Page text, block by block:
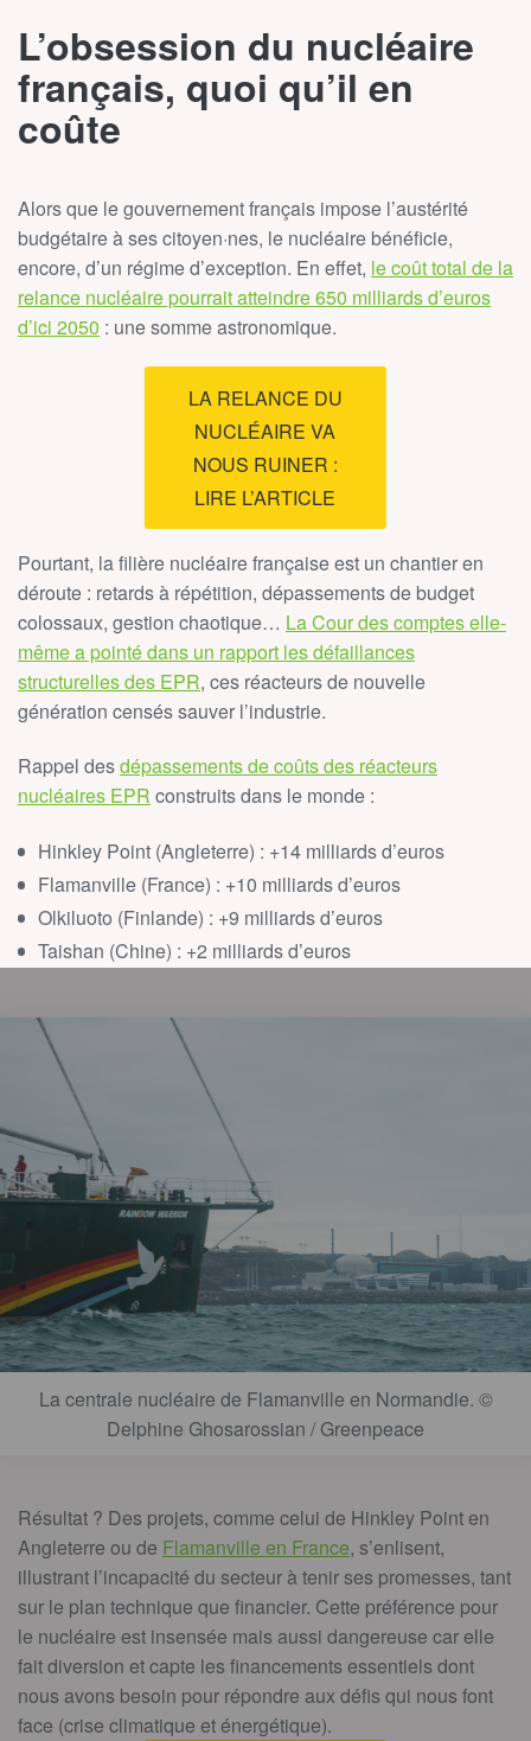
L’obsession du nucléaire
français, quoi qu’il en
coûte
Alors que le gouvernement français impose l’austérité
budgétaire à ses citoyen·nes, le nucléaire bénéficie,
encore, d’un régime d’exception. En effet, le coût total de la
relance nucléaire pourrait atteindre 650 milliards d’euros
d’ici 2050 : une somme astronomique.
LA RELANCE DU
NUCLÉAIRE VA
NOUS RUINER :
LIRE L’ARTICLE
Pourtant, la filière nucléaire française est un chantier en
déroute : retards à répétition, dépassements de budget
colossaux, gestion chaotique… La Cour des comptes elle-
même a pointé dans un rapport les défaillances
structurelles des EPR, ces réacteurs de nouvelle
génération censés sauver l’industrie.
Rappel desdépassements de coûts des réacteurs
nucléaires EPR construits dans le monde :
Hinkley Point (Angleterre) : +14 milliards d’euros
Flamanville (France) : +10 milliards d’euros
Olkiluoto (Finlande) : +9 milliards d’euros
Taishan (Chine) : +2 milliards d’euros
La centrale nucléaire de Flamanville en Normandie. ©
Delphine Ghosarossian / Greenpeace
Résultat ? Des projets, comme celui de Hinkley Point en
Angleterre ou de Flamanville en France, s’enlisent,
illustrant l’incapacité du secteur à tenir ses promesses, tant
sur le plan technique que financier. Cette préférence pour
le nucléaire est insensée mais aussi dangereuse car elle
fait diversion et capte les financements essentiels dont
nous avons besoin pour répondre aux défis qui nous font
face (crise climatique et énergétique).